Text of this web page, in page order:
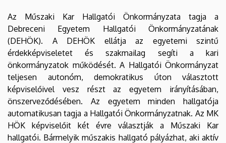
Az Műszaki Kar Hallgatói Önkormányzata tagja a
Debreceni Egyetem Hallgatói Önkormányzatának
(DEHÖK). A DEHÖK ellátja az egyetemi szintű
érdekképviseletet és szakmailag segíti a kari
önkormányzatok működését. A Hallgatói Önkormányzat
teljesen autonóm, demokratikus úton választott
képviselőivel vesz részt az egyetem irányításában,
önszerveződésében. Az egyetem minden hallgatója
automatikusan tagja a Hallgatói Önkormányzatnak. Az MK
HÖK képviselőit két évre választják a Műszaki Kar
hallgatói. Bármelyik műszakis hallgató pályázhat, aki aktív